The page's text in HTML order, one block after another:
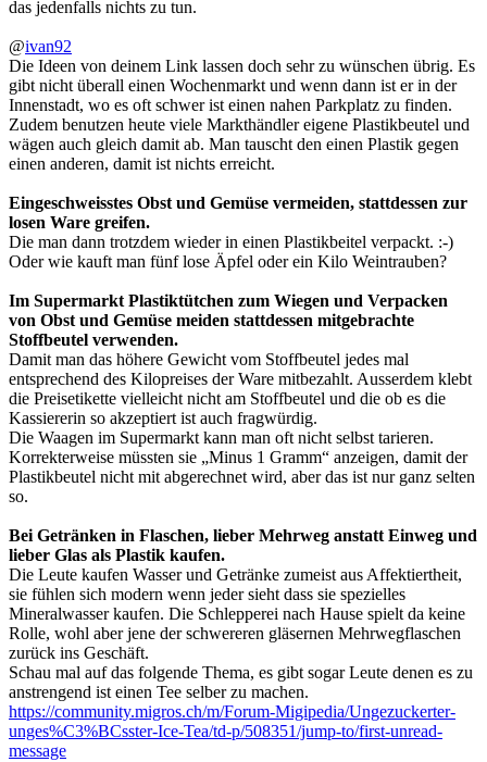
das jedenfalls nichts zu tun.
@ivan92
Die Ideen von deinem Link lassen doch sehr zu wünschen übrig. Es
gibt nicht überall einen Wochenmarkt und wenn dann ist er in der
Innenstadt, wo es oft schwer ist einen nahen Parkplatz zu finden.
Zudem benutzen heute viele Markthändler eigene Plastikbeutel und
wägen auch gleich damit ab. Man tauscht den einen Plastik gegen
einen anderen, damit ist nichts erreicht.
Eingeschweisstes Obst und Gemüse vermeiden, stattdessen zur
losen Ware greifen.
Die man dann trotzdem wieder in einen Plastikbeitel verpackt. :-)
Oder wie kauft man fünf lose Äpfel oder ein Kilo Weintrauben?
Im Supermarkt Plastiktütchen zum Wiegen und Verpacken
von Obst und Gemüse meiden stattdessen mitgebrachte
Stoffbeutel verwenden.
Damit man das höhere Gewicht vom Stoffbeutel jedes mal
entsprechend des Kilopreises der Ware mitbezahlt. Ausserdem klebt
die Preisetikette vielleicht nicht am Stoffbeutel und die ob es die
Kassiererin so akzeptiert ist auch fragwürdig.
Die Waagen im Supermarkt kann man oft nicht selbst tarieren.
Korrekterweise müssten sie „Minus 1 Gramm“ anzeigen, damit der
Plastikbeutel nicht mit abgerechnet wird, aber das ist nur ganz selten
so.
Bei Getränken in Flaschen, lieber Mehrweg anstatt Einweg und
lieber Glas als Plastik kaufen.
Die Leute kaufen Wasser und Getränke zumeist aus Affektiertheit,
sie fühlen sich modern wenn jeder sieht dass sie spezielles
Mineralwasser kaufen. Die Schlepperei nach Hause spielt da keine
Rolle, wohl aber jene der schwereren gläsernen Mehrwegflaschen
zurück ins Geschäft.
Schau mal auf das folgende Thema, es gibt sogar Leute denen es zu
anstrengend ist einen Tee selber zu machen.
https://community.migros.ch/m/Forum-Migipedia/Ungezuckerter-
unges%C3%BCsster-Ice-Tea/td-p/508351/jump-to/first-unread-
message